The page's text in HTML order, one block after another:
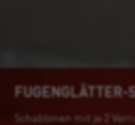
FUGENGLÄTTER-
Schablonen mit je 2